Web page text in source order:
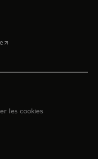
un nouvel onglet
dans un nouvel onglet
s’ouvre dans un nouvel
les cookies